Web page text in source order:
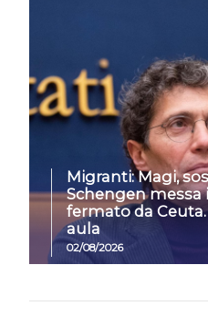
Migranti: Magi,
Schengen messa
fermato da
aula
02/08/2026